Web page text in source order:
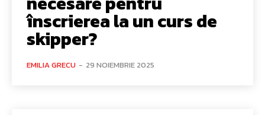
înscrierea la un curs de
skipper?
EMILIA GRECU - 29 NOIEMBRIE 2025